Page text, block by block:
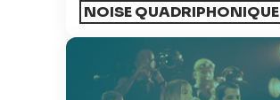
NOISE QUADRIPHONIQUE